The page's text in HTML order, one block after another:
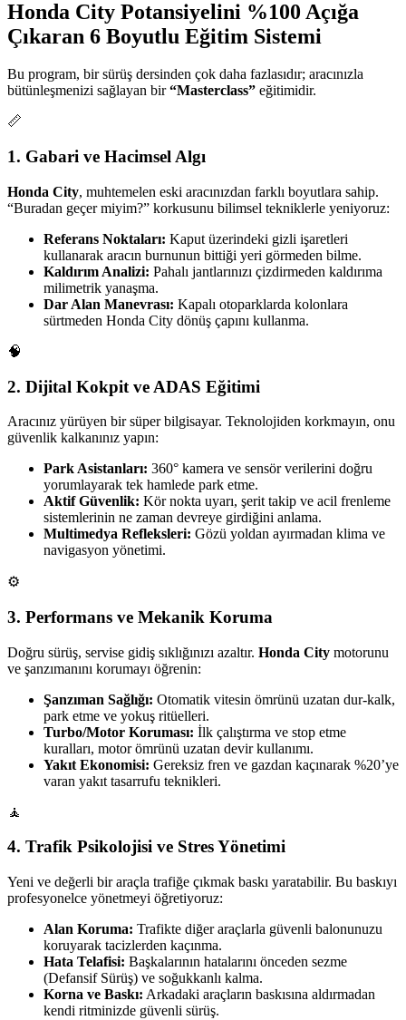
Honda City Potansiyelini %100 Açığa
Çıkaran 6 Boyutlu Eğitim Sistemi
Bu program, bir sürüş dersinden çok daha fazlasıdır; aracınızla
bütünleşmenizi sağlayan bir“Masterclass” eğitimidir.
📏
1. Gabari ve Hacimsel Algı
Honda City, muhtemelen eski aracınızdan farklı boyutlara sahip.
“Buradan geçer miyim?” korkusunu bilimsel tekniklerle yeniyoruz:
Referans Noktaları: Kaput üzerindeki gizli işaretleri
kullanarak aracın burnunun bittiği yeri görmeden bilme.
Kaldırım Analizi: Pahalı jantlarınızı çizdirmeden kaldırıma
milimetrik yanaşma.
Dar Alan Manevrası: Kapalı otoparklarda kolonlara
sürtmeden Honda City dönüş çapını kullanma.
🧠
2. Dijital Kokpit ve ADAS Eğitimi
Aracınız yürüyen bir süper bilgisayar. Teknolojiden korkmayın, onu
güvenlik kalkanınız yapın:
Park Asistanları: 360° kamera ve sensör verilerini doğru
yorumlayarak tek hamlede park etme.
Aktif Güvenlik: Kör nokta uyarı, şerit takip ve acil frenleme
sistemlerinin ne zaman devreye girdiğini anlama.
Multimedya Refleksleri: Gözü yoldan ayırmadan klima ve
navigasyon yönetimi.
⚙️
3. Performans ve Mekanik Koruma
Doğru sürüş, servise gidiş sıklığınızı azaltır. Honda City motorunu
ve şanzımanını korumayı öğrenin:
Şanzıman Sağlığı: Otomatik vitesin ömrünü uzatan dur-kalk,
park etme ve yokuş ritüelleri.
Turbo/Motor Koruması: İlk çalıştırma ve stop etme
kuralları, motor ömrünü uzatan devir kullanımı.
Yakıt Ekonomisi: Gereksiz fren ve gazdan kaçınarak %20’ye
varan yakıt tasarrufu teknikleri.
🧘
4. Trafik Psikolojisi ve Stres Yönetimi
Yeni ve değerli bir araçla trafiğe çıkmak baskı yaratabilir. Bu baskıyı
profesyonelce yönetmeyi öğretiyoruz:
Alan Koruma: Trafikte diğer araçlarla güvenli balonunuzu
koruyarak tacizlerden kaçınma.
Hata Telafisi: Başkalarının hatalarını önceden sezme
(Defansif Sürüş) ve soğukkanlı kalma.
Korna ve Baskı: Arkadaki araçların baskısına aldırmadan
kendi ritminizde güvenli sürüş.